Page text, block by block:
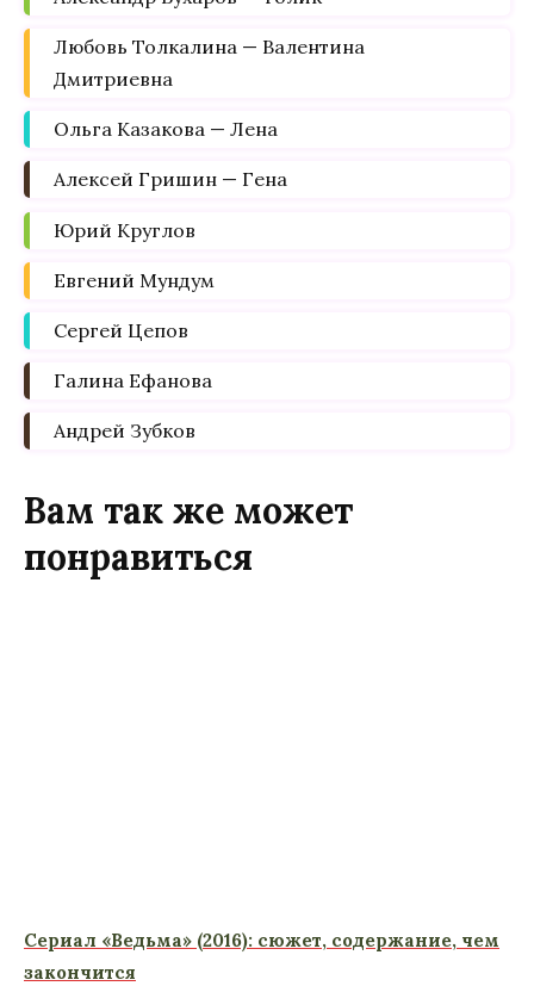
Любовь Толкалина — Валентина
Дмитриевна
Ольга Казакова — Лена
Алексей Гришин — Гена
Юрий Круглов
Евгений Мундум
Сергей Цепов
Галина Ефанова
Андрей Зубков
Вам так же может
понравиться
Сериал «Ведьма» (2016): сюжет, содержание, чем
закончится